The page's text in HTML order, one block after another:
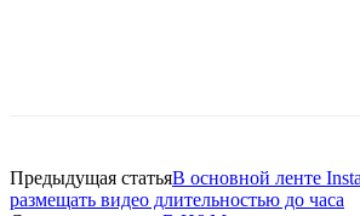
Предыдущая статьяВ основной ленте
размещать видео длительностью до часа